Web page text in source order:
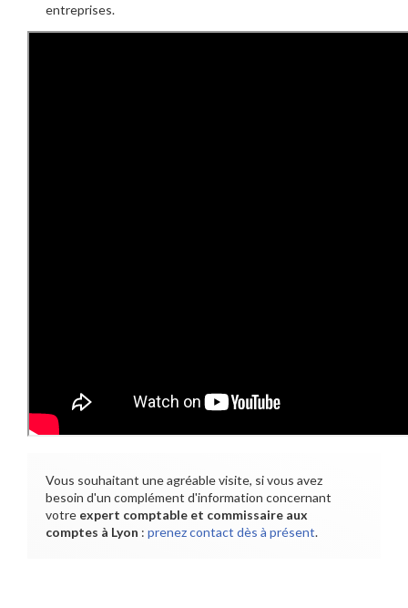
entreprises.
Vous souhaitant une agréable visite, si vous avez
besoin d'un complément d'information concernant
votre expert comptable et commissaire aux
comptes à Lyon : prenez contact dès à présent.